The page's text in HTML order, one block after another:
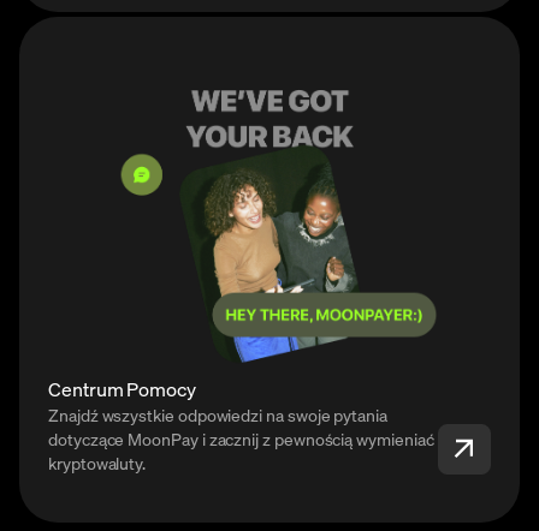
Centrum Pomocy
Znajdź wszystkie odpowiedzi na swoje pytania
dotyczące MoonPay i zacznij z pewnością wymieniać
kryptowaluty.